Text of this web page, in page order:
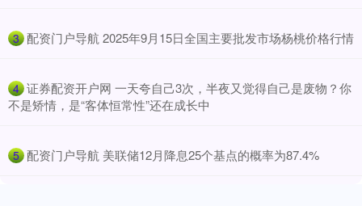
3 ​配资门户导航 2025年9月15日全国主要批发市场杨桃价格行情
4 ​证券配资开户网 一天夸自己3次，半夜又觉得自己是废物？你
不是矫情，是“客体恒常性”还在成长中
5 ​配资门户导航 美联储12月降息25个基点的概率为87.4%